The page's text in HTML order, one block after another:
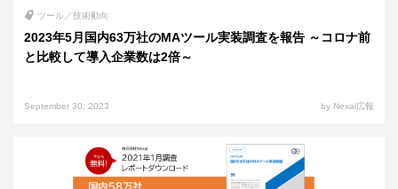
ツール／技術動向
2023年5月国内63万社のMAツール実装調査を報告 ～コロナ前
と比較して導入企業数は2倍～
September 30, 2023 by Nexal広報